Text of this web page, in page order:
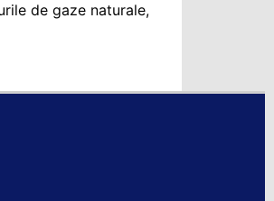
de gaze naturale,